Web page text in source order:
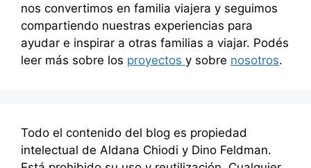
nos convertimos en familia viajera y seguimos
compartiendo nuestras experiencias para
ayudar e inspirar a otras familias a viajar. Podés
leer más sobre los proyectos y sobre nosotros.
Todo el contenido del blog es propiedad
intelectual de Aldana Chiodi y Dino Feldman.